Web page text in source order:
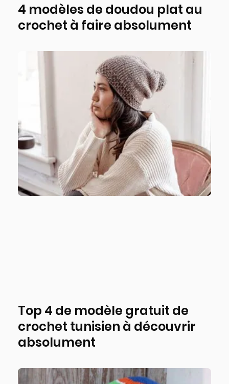
4 modèles de doudou plat au
crochet à faire absolument
Top 4 de modèle gratuit de
crochet tunisien à découvrir
absolument